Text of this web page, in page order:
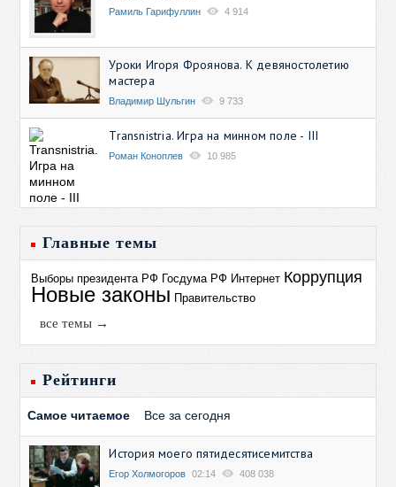
Рамиль Гарифуллин 4 914
Уроки Игоря Фроянова. К девяностолетию
мастера
Владимир Шульгин 9 733
Transnistria. Игра на минном поле - III
Роман Коноплев 10 985
Главные темы
Выборы президента РФ Госдума РФ Интернет Коррупция
Новые законы Правительство
все темы →
Рейтинги
Самое читаемое Все за сегодня
История моего пятидесятисемитства
Егор Холмогоров 02:14 408 038